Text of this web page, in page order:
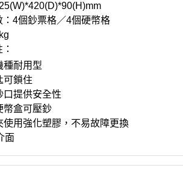
：4個鈔票格／4個硬幣格
種耐用型
可鎖住
口提供安全性
幣盒可壓鈔
使用強化塑膠，不易故障更換
面